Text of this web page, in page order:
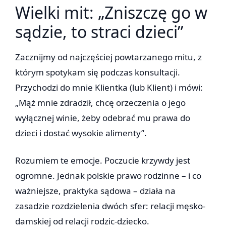
Wielki mit: „Zniszczę go w
sądzie, to straci dzieci”
Zacznijmy od najczęściej powtarzanego mitu, z
którym spotykam się podczas konsultacji.
Przychodzi do mnie Klientka (lub Klient) i mówi:
„Mąż mnie zdradził, chcę orzeczenia o jego
wyłącznej winie, żeby odebrać mu prawa do
dzieci i dostać wysokie alimenty”.
Rozumiem te emocje. Poczucie krzywdy jest
ogromne. Jednak polskie prawo rodzinne – i co
ważniejsze, praktyka sądowa – działa na
zasadzie rozdzielenia dwóch sfer: relacji męsko-
damskiej od relacji rodzic-dziecko.